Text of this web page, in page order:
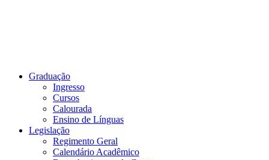
Graduação
Ingresso
Cursos
Calourada
Ensino de Línguas
Legislação
Regimento Geral
Calendário Acadêmico